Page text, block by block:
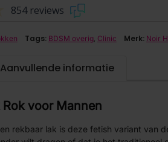
854 reviews
Tags: BDSM overig, Clinic Merk: Noir
Aanvullende informatie
voor Mannen
rekbaar lak is deze fetish variant van